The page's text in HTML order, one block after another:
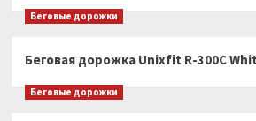
Беговые дорожки
Беговая дорожка Unixfit R-300C
Беговые дорожки